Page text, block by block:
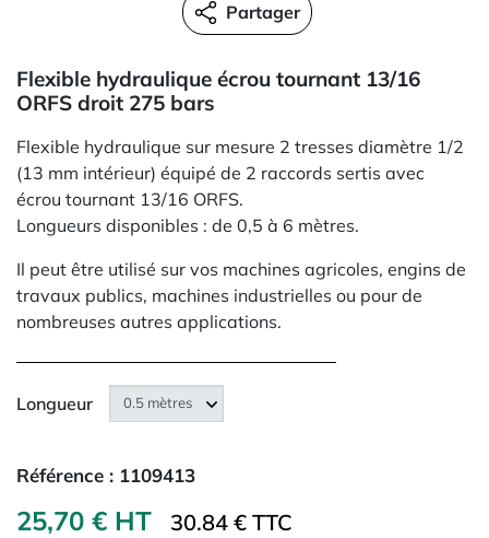
Partager
Flexible hydraulique écrou tournant 13/16
ORFS droit 275 bars
Flexible hydraulique sur mesure 2 tresses diamètre 1/2
(13 mm intérieur) équipé de 2 raccords sertis avec
écrou tournant 13/16 ORFS.
Longueurs disponibles : de 0,5 à 6 mètres.
Il peut être utilisé sur vos machines agricoles, engins de
travaux publics, machines industrielles ou pour de
nombreuses autres applications.
Longueur
Référence : 1109413
25,70 € HT 30.84 € TTC